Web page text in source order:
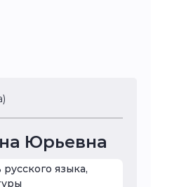
Юрьевна
языка,